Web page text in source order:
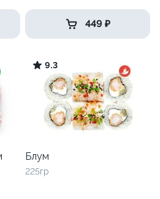
449 ₽
9.3
Блум
225гр